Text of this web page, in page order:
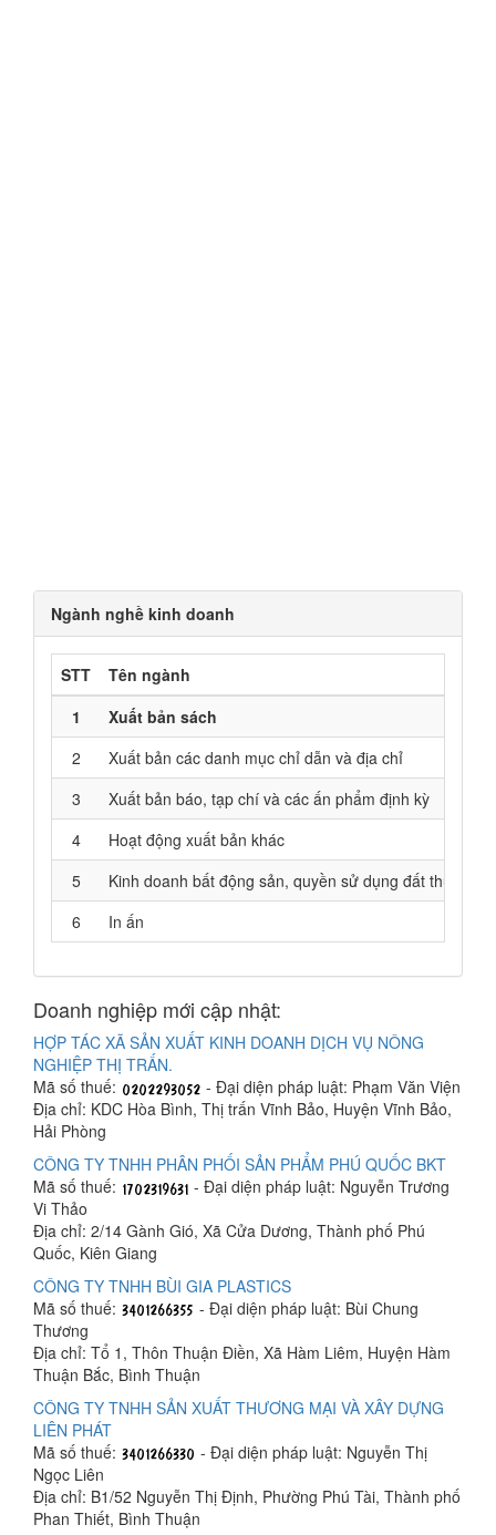
Ngành nghề kinh doanh
STT
Tên ngành
1
Xuất bản sách
2
Xuất bản các danh mục chỉ dẫn và địa chỉ
3
Xuất bản báo, tạp chí và các ấn phẩm định kỳ
4
Hoạt động xuất bản khác
5
Kinh doanh bất động sản, quyền sử dụng đất thuộc
6
In ấn
Doanh nghiệp mới cập nhật:
HỢP TÁC XÃ SẢN XUẤT KINH DOANH DỊCH VỤ NÔNG
NGHIỆP THỊ TRẤN.
Mã số thuế:
- Đại diện pháp luật: Phạm Văn Viện
Địa chỉ: KDC Hòa Bình, Thị trấn Vĩnh Bảo, Huyện Vĩnh Bảo,
Hải Phòng
CÔNG TY TNHH PHÂN PHỐI SẢN PHẨM PHÚ QUỐC BKT
Mã số thuế:
- Đại diện pháp luật: Nguyễn Trương
Vi Thảo
Địa chỉ: 2/14 Gành Gió, Xã Cửa Dương, Thành phố Phú
Quốc, Kiên Giang
CÔNG TY TNHH BÙI GIA PLASTICS
Mã số thuế:
- Đại diện pháp luật: Bùi Chung
Thương
Địa chỉ: Tổ 1, Thôn Thuận Điền, Xã Hàm Liêm, Huyện Hàm
Thuận Bắc, Bình Thuận
CÔNG TY TNHH SẢN XUẤT THƯƠNG MẠI VÀ XÂY DỰNG
LIÊN PHÁT
Mã số thuế:
- Đại diện pháp luật: Nguyễn Thị
Ngọc Liên
Địa chỉ: B1/52 Nguyễn Thị Định, Phường Phú Tài, Thành phố
Phan Thiết, Bình Thuận